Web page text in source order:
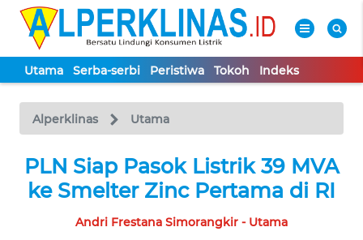
Utama Serba-serbi Peristiwa Tokoh Indeks
Alperklinas Utama
PLN Siap Pasok Listrik 39 MVA
ke Smelter Zinc Pertama di RI
Andri Frestana Simorangkir - Utama
TV
Tutup
UTAMA